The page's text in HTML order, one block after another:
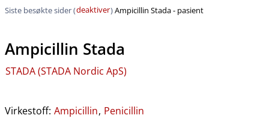
Siste besøkte sider (deaktiver)Ampicillin Stada - pasient
Ampicillin Stada
STADA (STADA Nordic ApS)
Virkestoff: Ampicillin, Penicillin